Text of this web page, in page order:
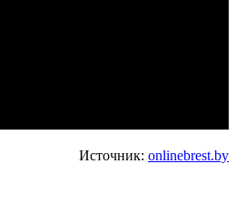
Источник: onlinebrest.by